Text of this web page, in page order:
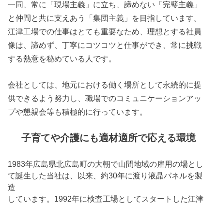
一同、常に「現場主義」に立ち、諦めない「完璧主義」
と仲間と共に支えあう「集団主義」を目指しています。
江津工場での仕事はとても重要なため、理想とする社員
像は、諦めず、丁寧にコツコツと仕事ができ、常に挑戦
する熱意を秘めている人です。
会社としては、地元における働く場所として永続的に提
供できるよう努力し、職場でのコミュニケーションアッ
プや懇親会等も積極的に行っています。
子育てや介護にも適材適所で応える環境
1983年広島県北広島町の大朝で山間地域の雇用の場とし
て誕生した当社は、以来、約30年に渡り液晶パネルを製
造
しています。1992年に検査工場としてスタートした江津